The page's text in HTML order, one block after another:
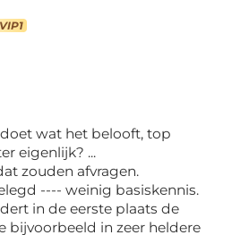
VIP1
wat het belooft, top
eigenlijk? ...
zouden afvragen.
---- weinig basiskennis.
in de eerste plaats de
bijvoorbeeld in zeer heldere